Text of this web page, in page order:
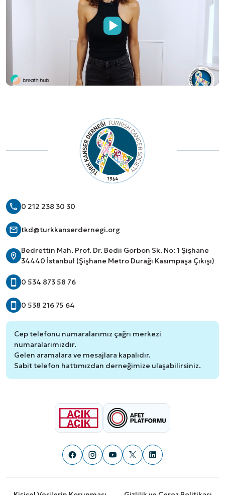
0 212 238 30 30
tkd@turkkanserdernegi.org
Bedrettin Mah. Prof. Dr. Bedii Gorbon Sk. No: 1 Şişhane
34440 İstanbul (Şişhane Metro Durağı Kasımpaşa Çıkışı)
0 534 873 58 76
0 538 216 75 64
Cep telefonu numaralarımız çağrı merkezi
numaralarımızdır.
Gelen aramalara ve mesajlara kapalıdır.
Sabit telefon hattımızdan derneğimize ulaşabilirsiniz.